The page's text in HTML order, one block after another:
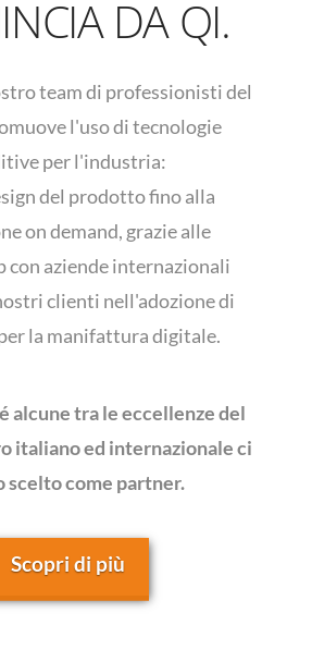
DA QI.
team di professionisti del
l'uso di tecnologie
per l'industria:
del prodotto fino alla
on demand, grazie alle
con aziende internazionali
clienti nell'adozione di
la manifattura digitale.
alcune tra le eccellenze del
italiano ed internazionale ci
scelto come partner.
Scopri di più